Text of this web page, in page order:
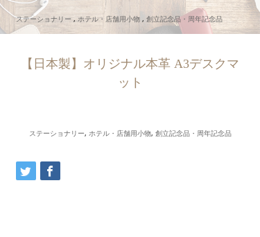
ステーショナリー ,ホテル・店舗用小物 , 創立記念品・周年記念品
【日本製】オリジナル本革 A3デスクマ
ット
ステーショナリー, ホテル・店舗用小物, 創立記念品・周年記念品